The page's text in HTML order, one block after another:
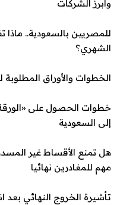
وأبرز الشركات
للمصريين بالسعودية.. ماذا
الشهري؟
الخطوات والأوراق
خطوات الحصول على «الورقة
إلى السعودية
هل تمنع الأقساط غير ال
مهم للمغادرين نهائيا
تأشيرة الخروج النهائي بعد